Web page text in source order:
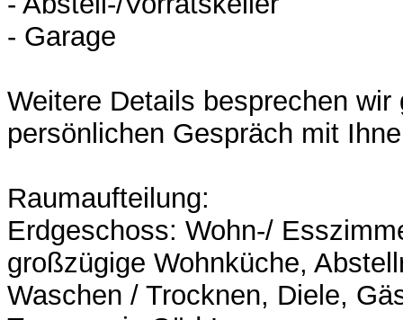
- Garage
Weitere Details besprechen wir
persönlichen Gespräch mit
Raumaufteilung:
Erdgeschoss: Wohn-/
großzügige Wohnküche,
Waschen / Trocknen, Diele,